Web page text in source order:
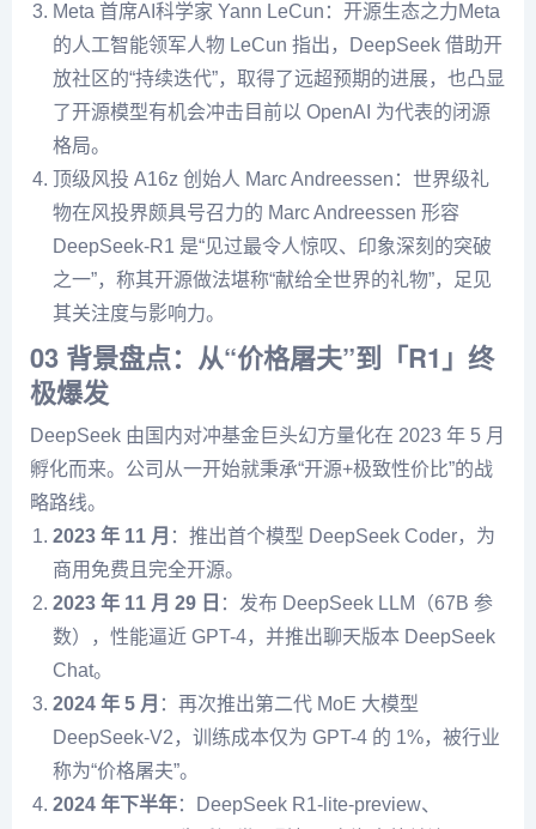
Meta 首席AI科学家 Yann LeCun：开源生态之力Meta
的人工智能领军人物 LeCun 指出，DeepSeek 借助开
放社区的“持续迭代”，取得了远超预期的进展，也凸显
了开源模型有机会冲击目前以 OpenAI 为代表的闭源
格局。
顶级风投 A16z 创始人 Marc Andreessen：世界级礼
物在风投界颇具号召力的 Marc Andreessen 形容
DeepSeek-R1 是“见过最令人惊叹、印象深刻的突破
之一”，称其开源做法堪称“献给全世界的礼物”，足见
其关注度与影响力。
03 背景盘点：从“价格屠夫”到「R1」终
极爆发
DeepSeek 由国内对冲基金巨头幻方量化在 2023 年 5 月
孵化而来。公司从一开始就秉承“开源+极致性价比”的战
略路线。
2023 年 11 月 ：推出首个模型 DeepSeek Coder，为
商用免费且完全开源。
2023 年 11 月 29 日 ：发布 DeepSeek LLM（67B 参
数），性能逼近 GPT-4，并推出聊天版本 DeepSeek
Chat。
2024 年 5 月 ：再次推出第二代 MoE 大模型
DeepSeek-V2，训练成本仅为 GPT-4 的 1%，被行业
称为“价格屠夫”。
2024 年下半年：DeepSeek R1-lite-preview、